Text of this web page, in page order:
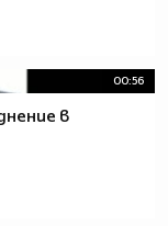
00:56
в